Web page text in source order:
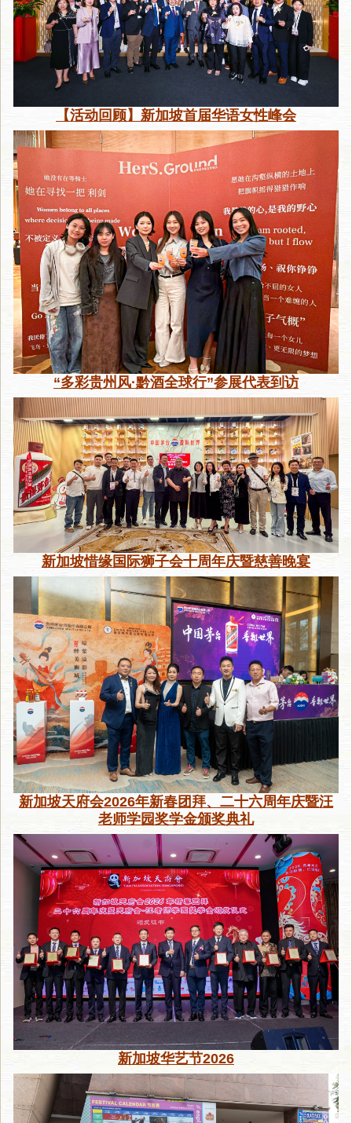
【活动回顾】新加坡首届华语女性峰会
“多彩贵州风·黔酒全球行”参展代表到访
新加坡惜缘国际狮子会十周年庆暨慈善晚宴
新加坡天府会2026年新春团拜、二十六周年庆暨汪
老师学园奖学金颁奖典礼
新加坡华艺节2026